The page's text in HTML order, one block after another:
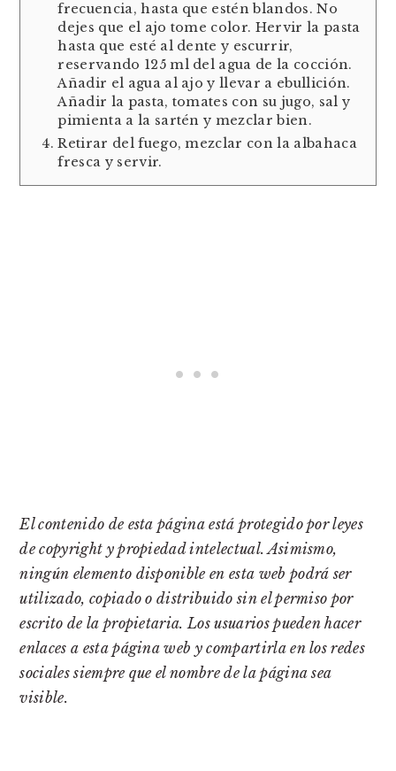
frecuencia, hasta que estén blandos. No
dejes que el ajo tome color. Hervir la pasta
hasta que esté al dente y escurrir,
reservando 125 ml del agua de la cocción.
Añadir el agua al ajo y llevar a ebullición.
Añadir la pasta, tomates con su jugo, sal y
pimienta a la sartén y mezclar bien.
Retirar del fuego, mezclar con la albahaca
fresca y servir.
El contenido de esta página está protegido por leyes
de copyright y propiedad intelectual. Asimismo,
ningún elemento disponible en esta web podrá ser
utilizado, copiado o distribuido sin el permiso por
escrito de la propietaria. Los usuarios pueden hacer
enlaces a esta página web y compartirla en los redes
sociales siempre que el nombre de la página sea
visible.